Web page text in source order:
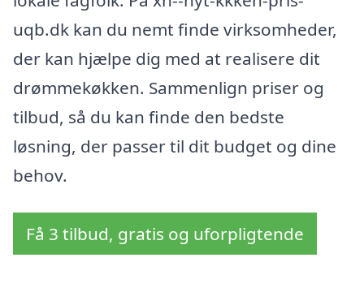
uqb.dk kan du nemt finde virksomheder,
der kan hjælpe dig med at realisere dit
drømmekøkken. Sammenlign priser og
tilbud, så du kan finde den bedste
løsning, der passer til dit budget og dine
behov.
Få 3 tilbud, gratis og uforpligtende